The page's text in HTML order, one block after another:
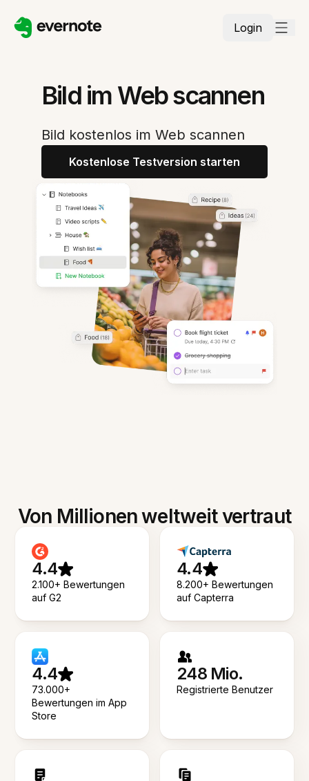
Login
Bild im Web scannen
Bild kostenlos im Web scannen
Kostenlose Testversion starten
Von Millionen weltweit vertraut
4.4
2.100+ Bewertungen
auf G2
4.4
8.200+ Bewertungen
auf Capterra
4.4
73.000+
Bewertungen im App
Store
248 Mio.
Registrierte Benutzer